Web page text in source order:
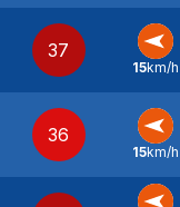
37
E -
15km/h
36
E -
15km/h